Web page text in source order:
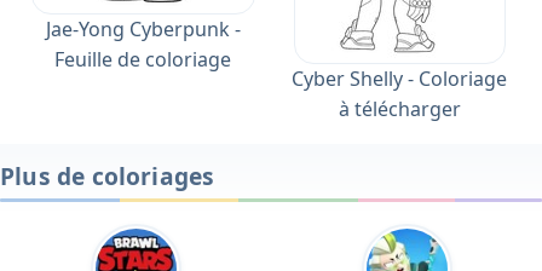
Jae-Yong Cyberpunk -
Feuille de coloriage
Cyber Shelly - Coloriage
à télécharger
Plus de coloriages